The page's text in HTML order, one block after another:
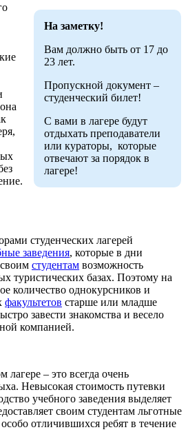
На заметку!
Вам должно быть от 17 до
23 лет.
Пропускной документ –
студенческий билет!
С вами в лагере будут
отдыхать преподаватели
или кураторы, которые
отвечают за порядок в
лагере!
студенческих лагерей
заведения, которые в дни
студентам возможность
туристических базах. Поэтому на
количество однокурсников и
факультетов старше или младше
завести знакомства и весело
компанией.
лагере – это всегда очень
Невысокая стоимость путевки
учебного заведения выделяет
своим студентам льготные
отличившихся ребят в течение